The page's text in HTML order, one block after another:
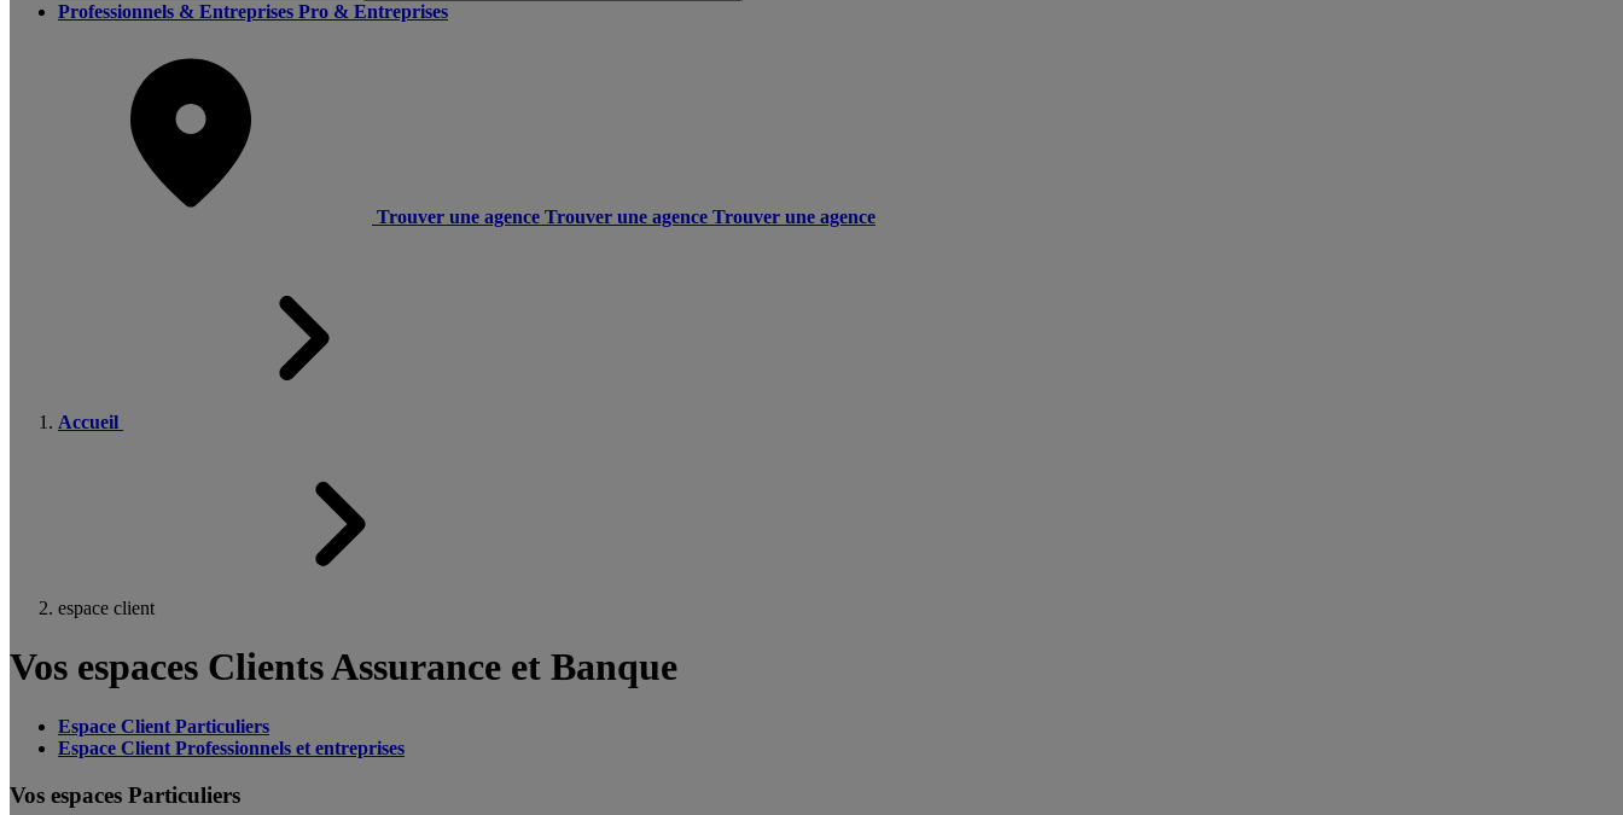
Professionnels & Entreprises Pro & Entreprises
Trouver une agence Trouver une agence Trouver une agence
Accueil
espace client
Vos espaces Clients Assurance et Banque
Espace Client Particuliers
Espace Client Professionnels et entreprises
Vos espaces Particuliers